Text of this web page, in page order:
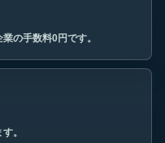
の手数料0円です。
。